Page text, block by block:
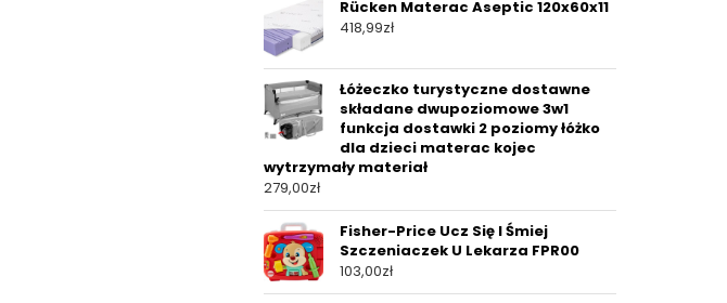
Rücken Materac Aseptic 120x60x11
418,99zł
Łóżeczko turystyczne dostawne
składane dwupoziomowe 3w1
funkcja dostawki 2 poziomy łóżko
dla dzieci materac kojec
wytrzymały materiał
279,00zł
Fisher-Price Ucz Się I Śmiej
Szczeniaczek U Lekarza FPR00
103,00zł